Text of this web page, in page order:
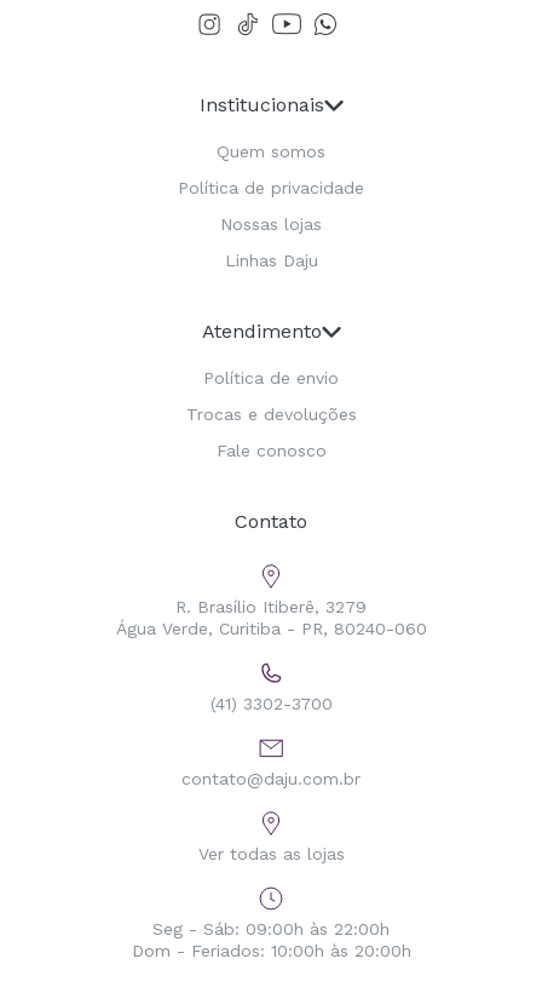
Institucionais
Quem somos
Política de privacidade
Nossas lojas
Linhas Daju
Atendimento
Política de envio
Trocas e devoluções
Fale conosco
Contato
R. Brasílio Itiberê, 3279
Água Verde, Curitiba - PR, 80240-060
(41) 3302-3700
contato@daju.com.br
Ver todas as lojas
Seg - Sáb: 09:00h às 22:00h
Dom - Feriados: 10:00h às 20:00h